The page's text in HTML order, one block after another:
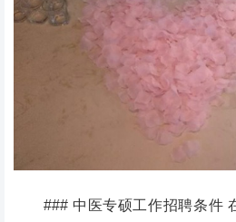
### 中医专硕工作招聘条件